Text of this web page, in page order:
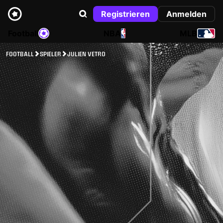
Registrieren
Anmelden
NBA
FOOTBALL SPIELER JULIEN VETRO